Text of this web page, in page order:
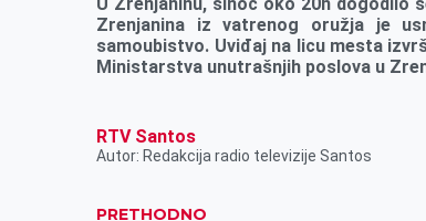
k
e
r
n
p
Zrenjanina iz vatrenog oružja je
samoubistvo. Uviđaj na licu mesta
Ministarstva unutrašnjih poslova u
RTV Santos
Autor: Redakcija radio televizije Santos
PRETHODNO